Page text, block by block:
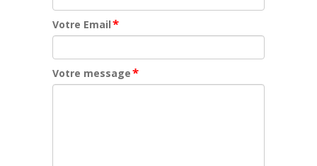
Votre Email*
Votre message*